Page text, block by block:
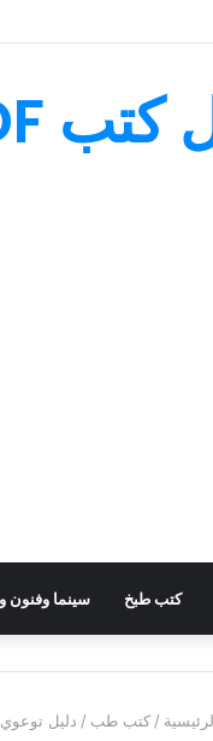
مليئة بالمغامرات
كتب طبخ سينما وفنون
/ كتب طب / دليل